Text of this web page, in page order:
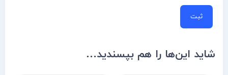
شاید این‌ها را هم بپسندید…